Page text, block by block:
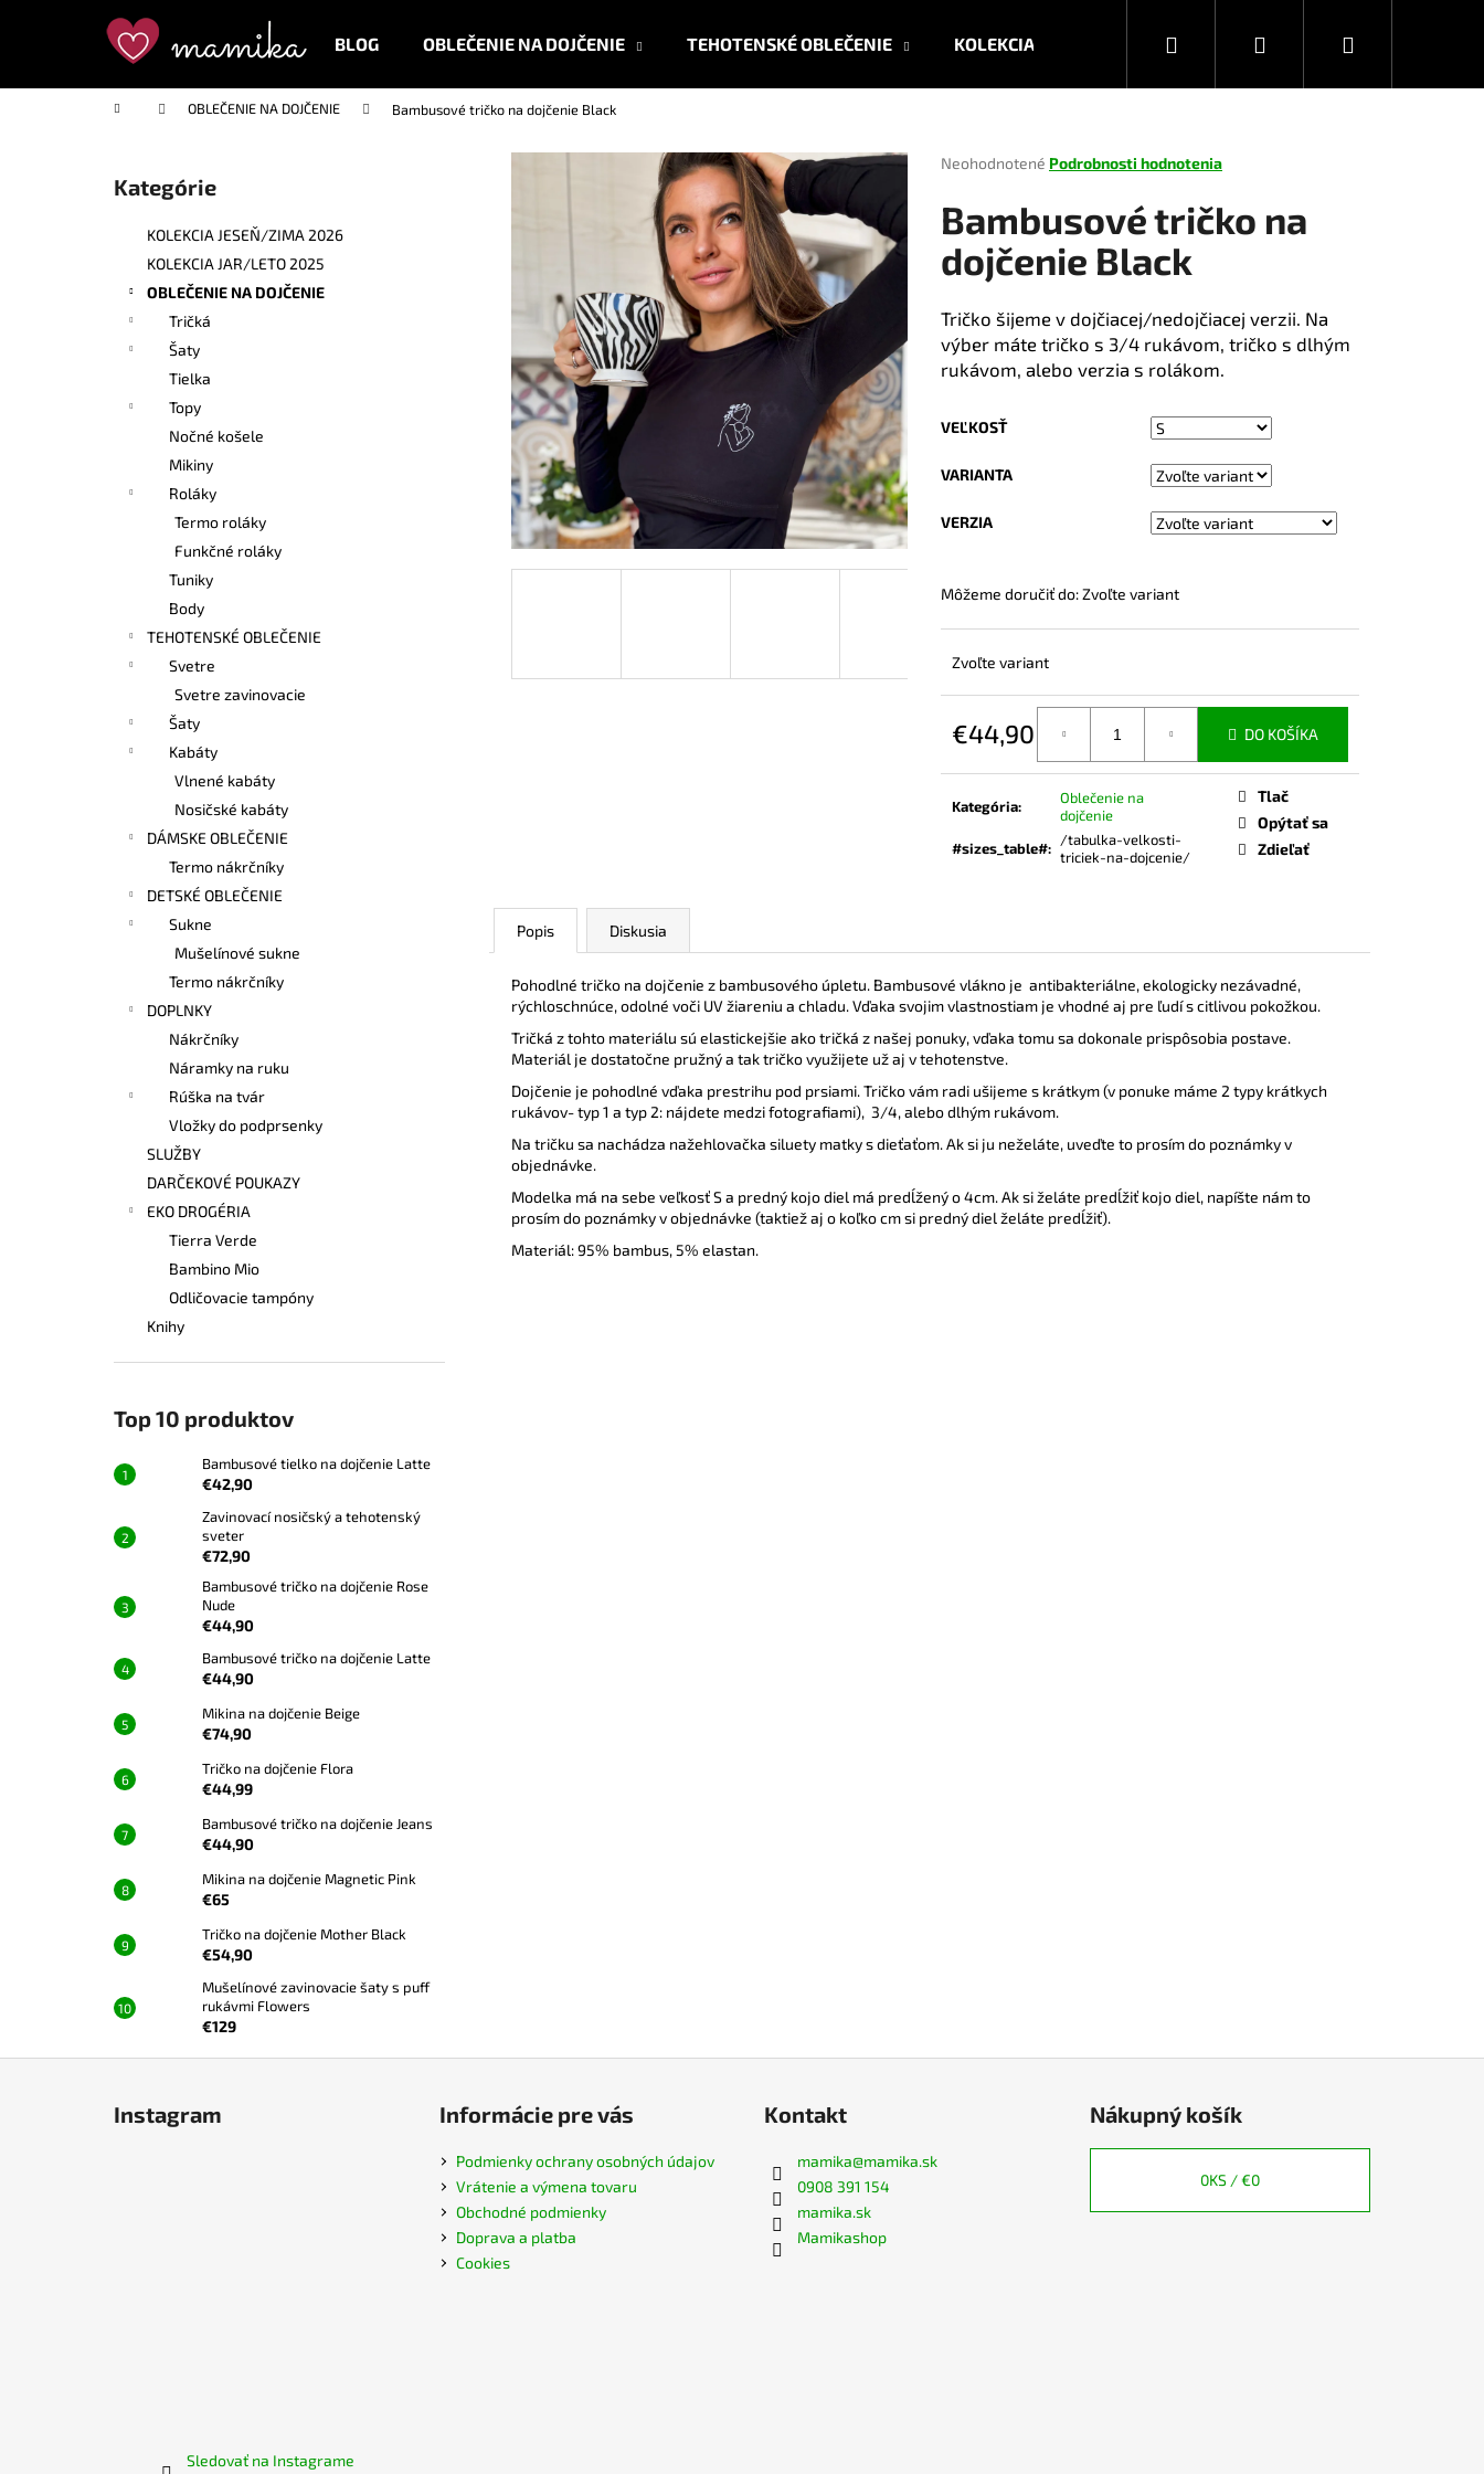
BLOG OBLEČENIE NA DOJČENIE TEHOTENSKÉ OBLEČENIE KOLEKCIA JESEŇ/ZIMA 2026 KOLEKCIA JAR/LETO 2025
Hľadať PrihlásenieNákupný
Domov OBLEČENIE NA DOJČENIE Bambusové tričko na dojčenie Black
Preskočiť
kategórie
Kategórie
KOLEKCIA JESEŇ/ZIMA 2026
KOLEKCIA JAR/LETO 2025
OBLEČENIE NA DOJČENIE
Tričká
Šaty
Tielka
Topy
Nočné košele
Mikiny
Roláky
Termo roláky
Funkčné roláky
Tuniky
Body
TEHOTENSKÉ OBLEČENIE
Svetre
Svetre zavinovacie
Šaty
Kabáty
Vlnené kabáty
Nosičské kabáty
DÁMSKE OBLEČENIE
Termo nákrčníky
DETSKÉ OBLEČENIE
Sukne
Mušelínové sukne
Termo nákrčníky
DOPLNKY
Nákrčníky
Náramky na ruku
Rúška na tvár
Vložky do podprsenky
SLUŽBY
DARČEKOVÉ POUKAZY
EKO DROGÉRIA
Tierra Verde
Bambino Mio
Odličovacie tampóny
Knihy
Top 10 produktov
Bambusové tielko na dojčenie Latte
€42,90
Zavinovací nosičský a tehotenský
sveter
€72,90
Bambusové tričko na dojčenie Rose
Nude
€44,90
Bambusové tričko na dojčenie Latte
€44,90
Mikina na dojčenie Beige
€74,90
Tričko na dojčenie Flora
€44,99
Bambusové tričko na dojčenie Jeans
€44,90
Mikina na dojčenie Magnetic Pink
€65
Tričko na dojčenie Mother Black
€54,90
Mušelínové zavinovacie šaty s puff
rukávmi Flowers
€129
Priemerné
produktu
je
0,0
z
hviezdičiek.
Neohodnotené Podrobnosti hodnotenia
Bambusové tričko na
dojčenie Black
Tričko šijeme v dojčiacej/nedojčiacej verzii. Na
výber máte tričko s 3/4 rukávom, tričko s dlhým
rukávom, alebo verzia s rolákom.
VEĽKOSŤ
VARIANTA
VERZIA
Môžeme doručiť do:Zvoľte variant
Zvoľte variant
€44,90
cena:
DO KOŠÍKA
Kategória:
Oblečenie na
dojčenie
#sizes_table#: /tabulka-velkosti-
triciek-na-dojcenie/
Tlač
Opýtať sa
Zdieľať
Popis Diskusia
Pohodlné tričko na dojčenie z bambusového úpletu. Bambusové vlákno je antibakteriálne, ekologicky nezávadné,
rýchloschnúce, odolné voči UV žiareniu a chladu. Vďaka svojim vlastnostiam je vhodné aj pre ľudí s citlivou pokožkou.
Tričká z tohto materiálu sú elastickejšie ako tričká z našej ponuky, vďaka tomu sa dokonale prispôsobia postave.
Materiál je dostatočne pružný a tak tričko využijete už aj v tehotenstve.
Dojčenie je pohodlné vďaka prestrihu pod prsiami. Tričko vám radi ušijeme s krátkym (v ponuke máme 2 typy krátkych
rukávov- typ 1 a typ 2: nájdete medzi fotografiami), 3/4, alebo dlhým rukávom.
Na tričku sa nachádza nažehlovačka siluety matky s dieťaťom. Ak si ju neželáte, uveďte to prosím do poznámky v
objednávke.
Modelka má na sebe veľkosť S a predný kojo diel má predĺžený o 4cm. Ak si želáte predĺžiť kojo diel, napíšte nám to
prosím do poznámky v objednávke (taktiež aj o koľko cm si predný diel želáte predĺžiť).
Materiál: 95% bambus, 5% elastan.
í
do
do
Čo potrebujete nájsť?
HĽADAŤ
Odporúčame
Nasledujúce
BAMBUSOVÉ TIELKO NA DOJČENIE
€42,90
ZAVINOVACÍ NOSIČSKÝ A TEHOTENSKÝ
SVETER
€72,90
BAMBUSOVÉ TRIČKO NA DOJČENIE ROSE
NUDE
€44,90
Instagram
Sledovať na Instagrame
Informácie pre vás
Podmienky ochrany osobných údajov
Vrátenie a výmena tovaru
Obchodné podmienky
Doprava a platba
Cookies
Kontakt
mamika@mamika.sk
0908 391 154
mamika.sk
Mamikashop
Nákupný košík
0KS /€0